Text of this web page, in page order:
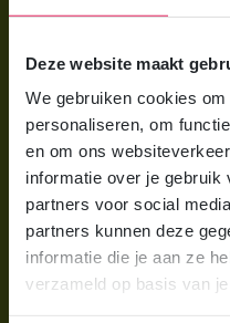
Deze website maakt
We gebruiken cookies
personaliseren, om
en om ons
informatie over je gebruik
partners voor social
partners kunnen deze
informatie die je aan ze
verzameld op basis van
Wat is gastouderopvang?
Wat kost een gastouder?
Hoe vind ik een gastouder?
Voor gastouders
Gastouder worden bij 4Kids
Hoe vind ik gastkinderen?